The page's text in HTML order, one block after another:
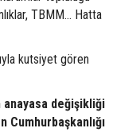
TBMM… Hatta
kutsiyet gören
anayasa değişikliği